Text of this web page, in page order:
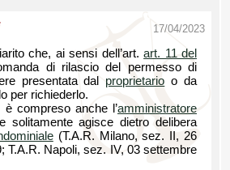
17/04/2023
che, ai sensi dell’art.art. 11 del
di rilascio del permesso di
presentata dal proprietario o da
per richiederlo.
compreso anche l’amministratore
solitamente agisce dietro delibera
(T.A.R. Milano, sez. II, 26
T.A.R. Napoli, sez. IV, 03 settembre